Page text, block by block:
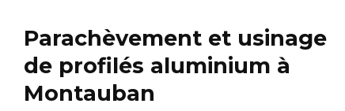
Parachèvement et usinage
de profilés aluminium à
Montauban